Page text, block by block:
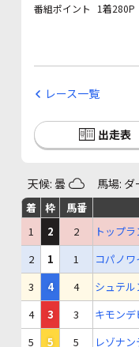
番組ポイント
1着280P
レース一覧
出走表
天候: 曇 馬場: ダ
着 枠 馬番
1
2 2 トップ
2
1 1 コパノ
3
4 4 シュテル
4
3 3 キモンデ
5
5 5 レゾナン